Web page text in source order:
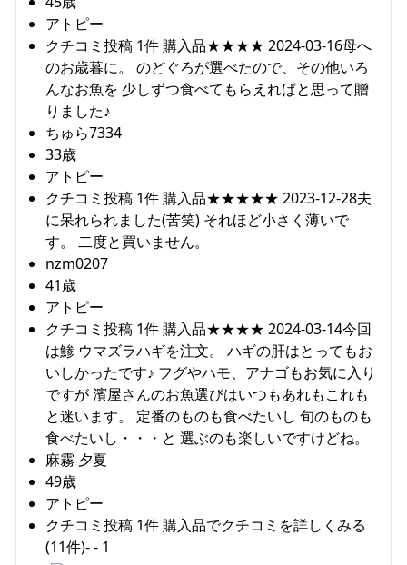
アトピー
クチコミ投稿 1件 購入品★★★★ 2024-03-16母へ
のお歳暮に。 のどぐろが選べたので、その他いろ
んなお魚を 少しずつ食べてもらえればと思って贈
りました♪
ちゅら7334
33歳
アトピー
クチコミ投稿 1件 購入品★★★★★ 2023-12-28夫
に呆れられました(苦笑) それほど小さく薄いで
す。 二度と買いません。
nzm0207
41歳
アトピー
クチコミ投稿 1件 購入品★★★★ 2024-03-14今回
は鯵 ウマズラハギを注文。 ハギの肝はとってもお
いしかったです♪ フグやハモ、アナゴもお気に入り
ですが 濱屋さんのお魚選びはいつもあれもこれも
と迷います。 定番のものも食べたいし 旬のものも
食べたいし・・・と 選ぶのも楽しいですけどね。
麻霧 夕夏
49歳
アトピー
クチコミ投稿 1件 購入品でクチコミを詳しくみる
(11件)- - 1